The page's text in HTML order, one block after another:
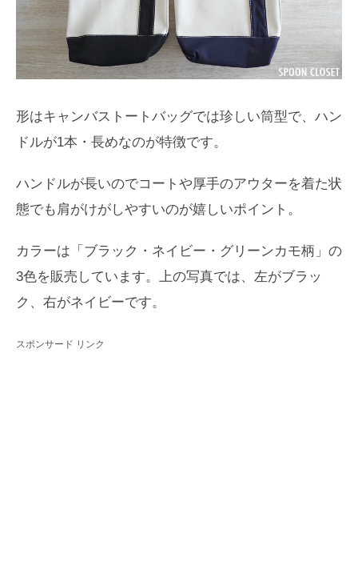
形はキャンバストートバッグでは珍しい筒型で、ハン
ドルが1本・長めなのが特徴です。
ハンドルが長いのでコートや厚手のアウターを着た状
態でも肩がけがしやすいのが嬉しいポイント。
カラーは「ブラック・ネイビー・グリーンカモ柄」の
3色を販売しています。上の写真では、左がブラッ
ク、右がネイビーです。
スポンサード リンク